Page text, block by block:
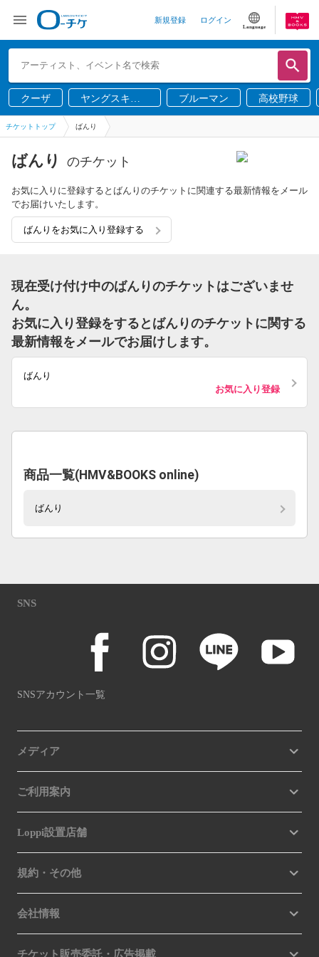
新規登録 ログイン
Language
クーザ
ヤングスキニ
ー
ブルーマン 高校野球
チケットトップ ばんり
ばんり のチケット
お気に入りに登録するとばんりのチケットに関連する最新情報をメール
でお届けいたします。
ばんりをお気に入り登録する
現在受け付け中のばんりのチケットはございませ
ん。
お気に入り登録をするとばんりのチケットに関する
最新情報をメールでお届けします。
ばんり
お気に入り登録
商品一覧(HMV&BOOKS online)
ばんり
SNS
SNSアカウント一覧
メディア
ご利用案内
Loppi設置店舗
規約・その他
会社情報
チケット販売委託・広告掲載